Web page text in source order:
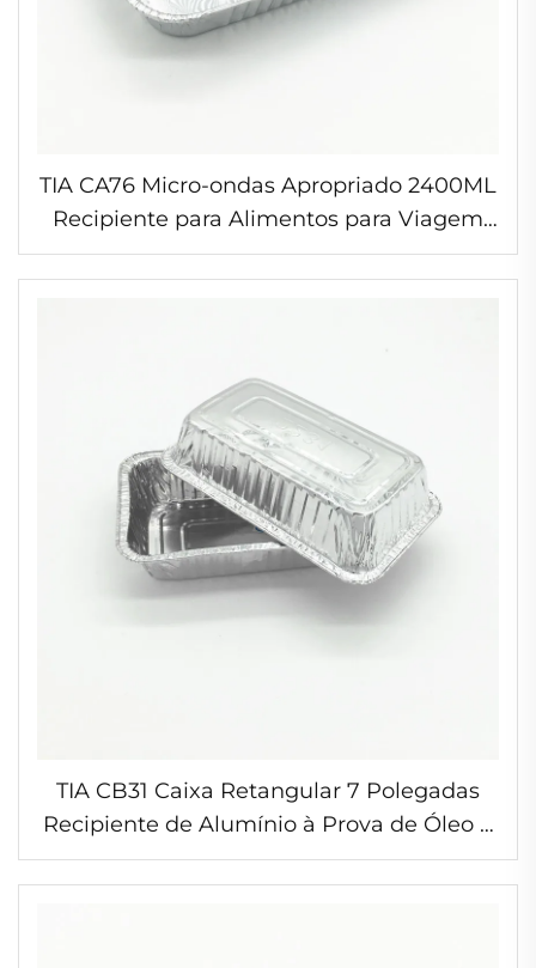
TIA CA76 Micro-ondas Apropriado 2400ML
Recipiente para Alimentos para Viagem
Tigela Individual em Folha de Alumínio
com Tampa
TIA CB31 Caixa Retangular 7 Polegadas
Recipiente de Alumínio à Prova de Óleo e
Impermeável para Alimentos Fabricação
de Folha de Prata